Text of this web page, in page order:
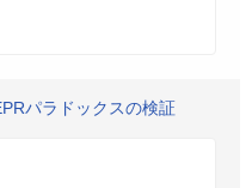
パラドックスの検証